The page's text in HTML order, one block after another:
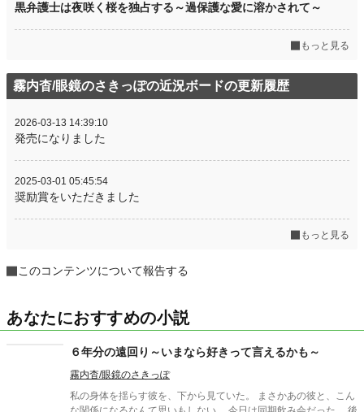
黒弁護士は夜咲く桜を独占する～過保護な愛に溶かされて～
もっと見る
霧内杳/眼鏡のさきっぽの近況ボードの更新履歴
2026-03-13 14:39:10
発売になりました
2025-03-01 05:45:54
奨励賞をいただきました
もっと見る
このコンテンツについて報告する
あなたにおすすめの小説
６年分の遠回り～いまなら好きって言えるかも～
霧内杳/眼鏡のさきっぽ
私の身体を揺らす彼を、下から見ていた。 まさかあの彼と、こん